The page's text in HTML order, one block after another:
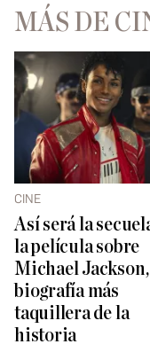
MÁS DE
CINE
Así será la
la película sobre
Michael
biografía más
taquillera de la
historia